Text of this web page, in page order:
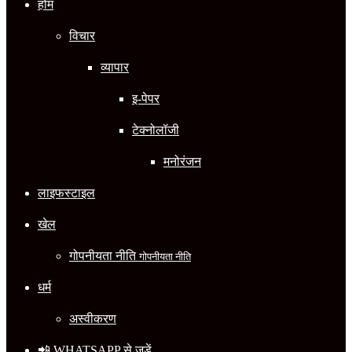
होम
विचार
व्यापार
इ-पेपर
टेक्नोलॉजी
मनोरंजन
लाइफस्टाइल
खेल
गोपनीयता नीतिगोपनीयता नीति
धर्म
अस्वीकरण